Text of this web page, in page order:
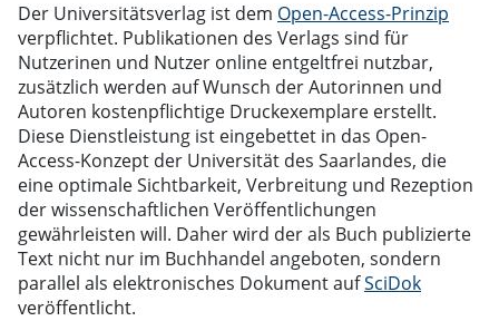
Der Universitätsverlag ist dem Open-Access-Prinzip
verpflichtet. Publikationen des Verlags sind für
Nutzerinen und Nutzer online entgeltfrei nutzbar,
zusätzlich werden auf Wunsch der Autorinnen und
Autoren kostenpflichtige Druckexemplare erstellt.
Diese Dienstleistung ist eingebettet in das Open-
Access-Konzept der Universität des Saarlandes, die
eine optimale Sichtbarkeit, Verbreitung und Rezeption
der wissenschaftlichen Veröffentlichungen
gewährleisten will. Daher wird der als Buch publizierte
Text nicht nur im Buchhandel angeboten, sondern
parallel als elektronisches Dokument aufSciDok
veröffentlicht.